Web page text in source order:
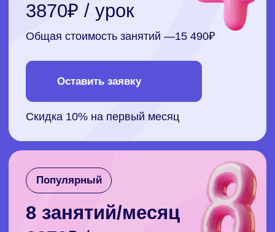
38€ / урок
Оставить заявку
Cкидка 15% на первый месяц
Общая стоимость занятий — 455€